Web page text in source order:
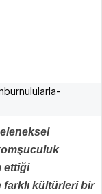
ettiği
farklı kültürleri bir